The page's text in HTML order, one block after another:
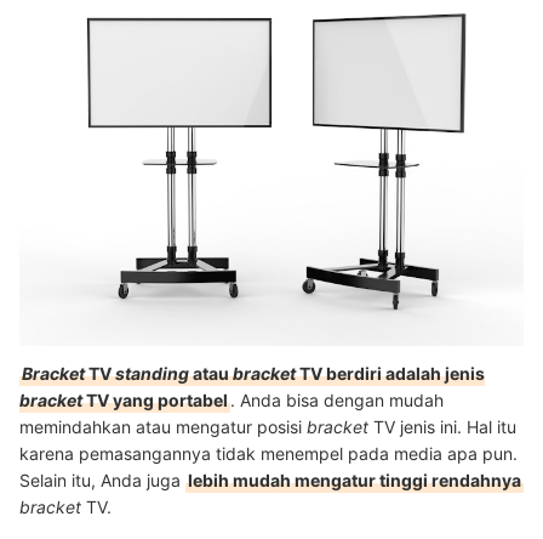
BracketTVstandingataubracketTV berdiri adalah jenis
bracketTV yang portabel. Anda bisa dengan mudah
memindahkan atau mengatur posisi bracket TV jenis ini. Hal itu
karena pemasangannya tidak menempel pada media apa pun.
Selain itu, Anda juga lebih mudah mengatur tinggi rendahnya
bracket TV.